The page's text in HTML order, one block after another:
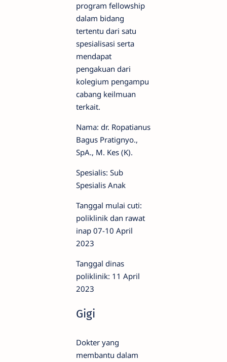
program fellowship
dalam bidang
tertentu dari satu
spesialisasi serta
mendapat
pengakuan dari
kolegium pengampu
cabang keilmuan
terkait.
Nama: dr. Ropatianus
Bagus Pratignyo.,
SpA., M. Kes (K).
Spesialis: Sub
Spesialis Anak
Tanggal mulai cuti:
poliklinik dan rawat
inap 07-10 April
2023
Tanggal dinas
poliklinik: 11 April
2023
Gigi
Dokter yang
membantu dalam